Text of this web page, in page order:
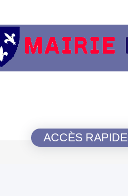
ACCÈS RAPIDE